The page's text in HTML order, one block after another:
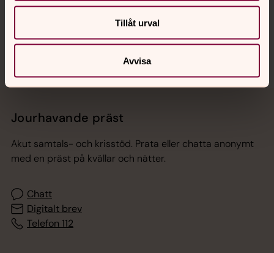
Tillåt urval
Avvisa
Jourhavande präst
Akut samtals- och krisstöd. Prata eller chatta anonymt
med en präst på kvällar och nätter.
Chatt
Digitalt brev
Telefon 112